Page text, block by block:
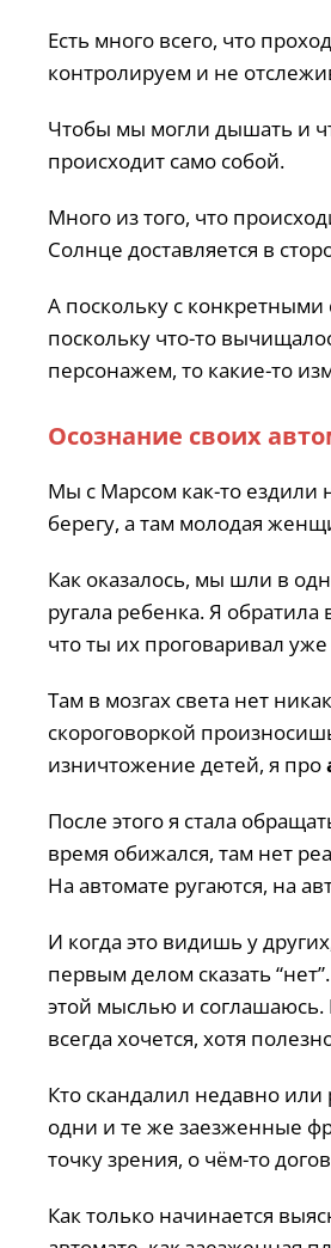
Есть много всего, что
контролируем и не
Чтобы мы могли дышать и
происходит само собой.
Много из того, что
Солнце доставляется в
А поскольку с
поскольку что-то
персонажем, то какие-то
Осознание своих
Мы с Марсом как-то ездили
берегу, а там молодая
Как оказалось, мы шли в
ругала ребенка. Я
что ты их проговаривал
Там в мозгах света нет
скороговоркой
изничтожение детей, я про
После этого я стала
время обижался, там нет
На автомате ругаются, на
И когда это видишь у
первым делом сказать
этой мыслью и соглашаюсь.
всегда хочется, хотя
Кто скандалил недавно
одни и те же заезженные
точку зрения, о чём-то
Как только начинается